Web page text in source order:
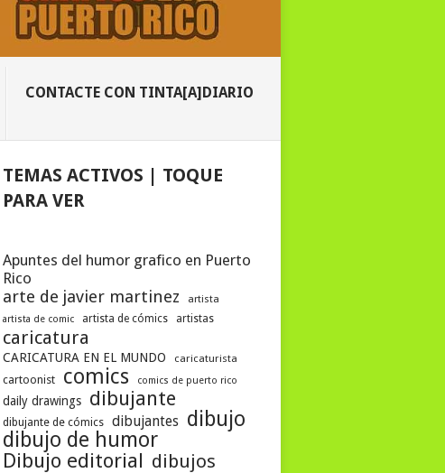
CONTACTE CON TINTA[A]DIARIO
TEMAS ACTIVOS | TOQUE
PARA VER
Apuntes del humor grafico en Puerto
Rico
arte de javier martinez
artista
artista de comic
artista de cómics artistas
caricatura
CARICATURA EN EL MUNDO caricaturista
cartoonist comics comics de puerto rico
daily drawings dibujante
dibujante de cómics dibujantes dibujo
dibujo de humor
Dibujo editorial dibujos